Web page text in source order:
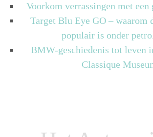
Voorkom verrassingen met een
Target Blu Eye GO – waarom
populair is onder
BMW-geschiedenis tot leven
Classique